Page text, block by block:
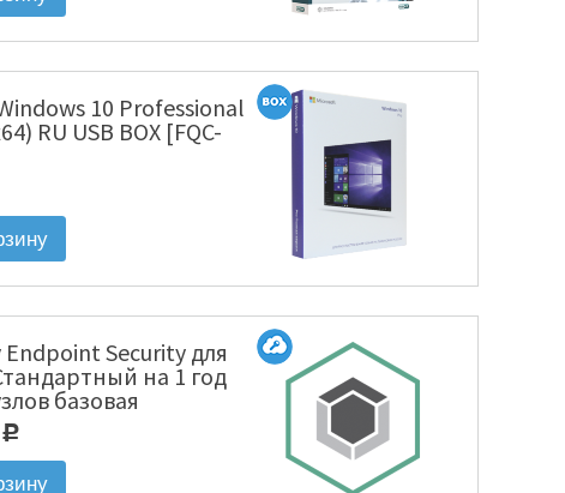
10 Professional
RU USB BOX [FQC-
Endpoint Security для
на 1 год
базовая
Р